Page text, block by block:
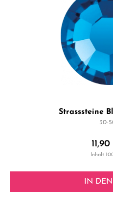
Strasssteine
30-
Inhalt
IN DEN